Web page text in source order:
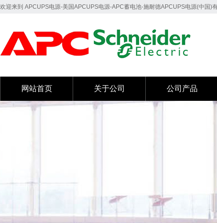
欢迎来到 APCUPS电源-美国APCUPS电源-APC蓄电池-施耐德APCUPS电源(中国)
网站首页 关于公司 公司产品